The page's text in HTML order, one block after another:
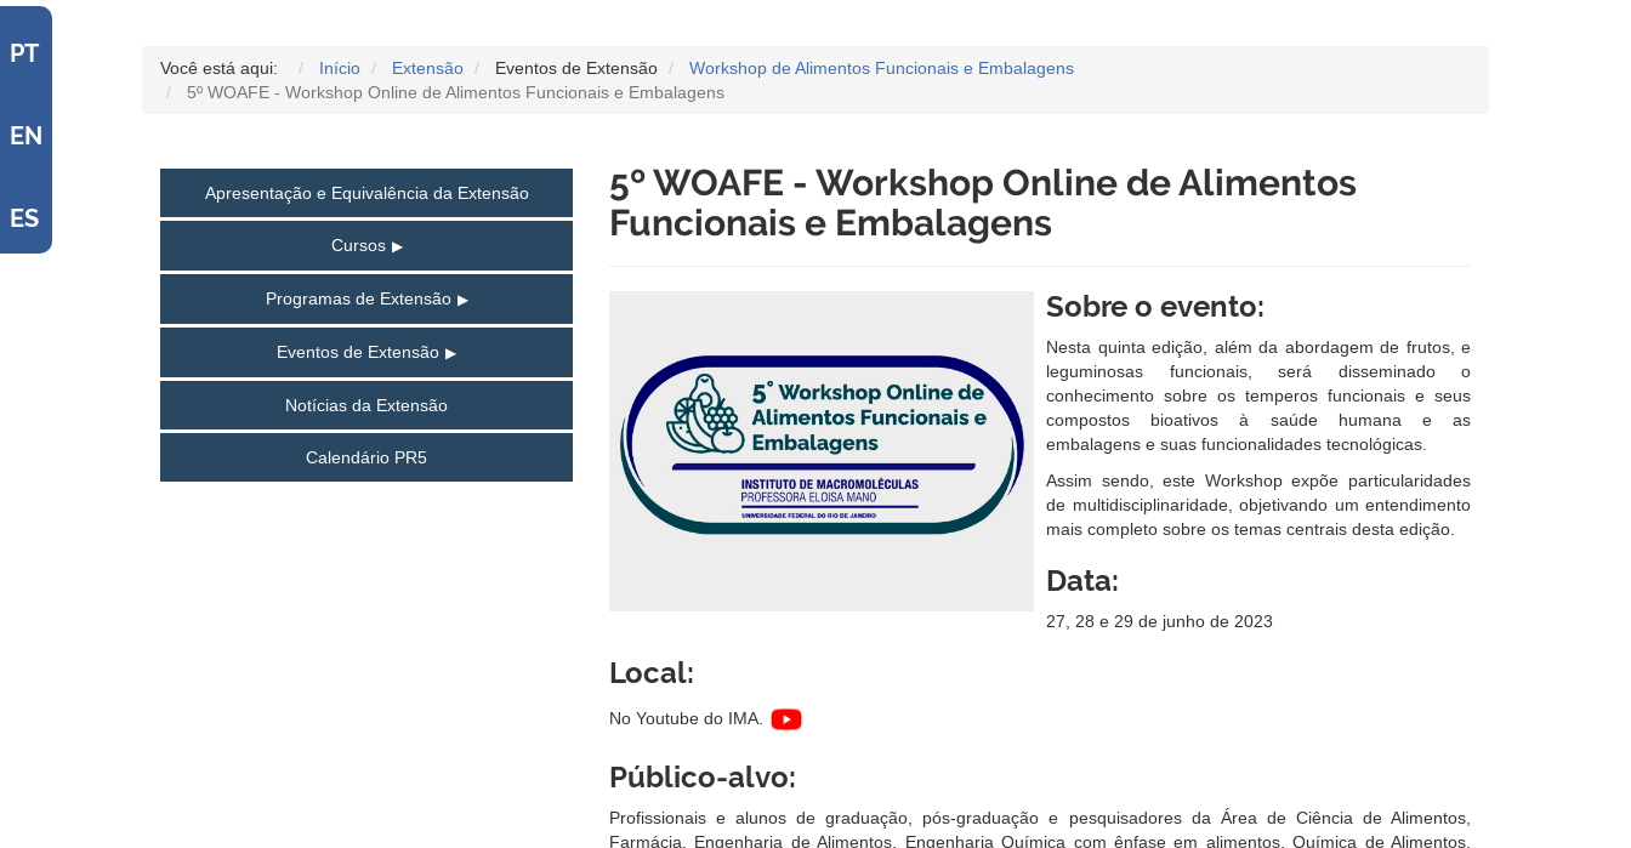
PT
EN
ES
Você está aqui: Início Extensão Eventos de Extensão
Workshop de Alimentos Funcionais e Embalagens
5º WOAFE - Workshop Online de Alimentos Funcionais e Embalagens
Apresentação e Equivalência da Extensão
Cursos
Programas de Extensão
Eventos de Extensão
Notícias da Extensão
Calendário PR5
5º WOAFE - Workshop Online de Alimentos
Funcionais e Embalagens
Sobre o evento:
Nesta quinta edição, além da abordagem de frutos, e
leguminosas funcionais, será disseminado o
conhecimento sobre os temperos funcionais e seus
compostos bioativos à saúde humana e as
embalagens e suas funcionalidades tecnológicas.
Assim sendo, este Workshop expõe particularidades
de multidisciplinaridade, objetivando um entendimento
mais completo sobre os temas centrais desta edição.
Data:
27, 28 e 29 de junho de 2023
Local:
No Youtube do IMA.
Público-alvo:
Profissionais e alunos de graduação, pós-graduação e pesquisadores da Área de Ciência de Alimentos,
Farmácia, Engenharia de Alimentos, Engenharia Química com ênfase em alimentos, Química de Alimentos,